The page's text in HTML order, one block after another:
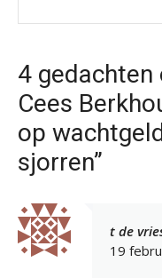
4 gedachten
Cees
op
sjorren”
t de
19